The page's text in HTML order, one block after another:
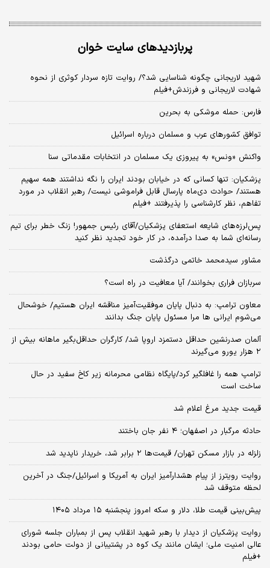
پربازدیدهای سایت خوان
شهید لاریجانی چگونه شناسایی شد؟/ روایت تازه سردار کوثری از نحوه
شهادت لاریجانی و فرزندش+فیلم
فارس: حمله موشکی به بحرین
توافق کشورهای عرب و مسلمان درباره اسرائیل
واکنش «ونس» به پیروزی یک مسلمان در انتخابات مقدماتی سنا
پزشکیان: تنها کسانی که در خیابان بودند ایران را نگه نداشتند همه سهیم
هستند/ حوادث دی‌ماه پارسال قابل فراموشی نیست/ رهبر انقلاب در مورد
تفاهم، نظر کارشناسی را پذیرفتند +فیلم
پس‌لرزه‌های شایعه استعفای پزشکیان/آقای رئیس جمهور! زنگ خطر برای تیم
رسانه‌ای شما به صدا درآمده، در کار خود تجدید نظر کنید
مشاور سیدمحمد خاتمی درگذشت
سربازان فراری بخوانند/ آیا معافیت در راه است؟
معاون ترامپ: به دنبال پایان موفقیت‌آمیز مناقشه ایران هستیم/ خوشحال
می‌شوم ایرانی ها مرا مسئول پایان جنگ بدانند
آلمان صدرنشین حداقل دستمزد اروپا شد/ کارگران حداقل‌بگیر ماهانه بیش از
۲ هزار یورو می‌گیرند
ترامپ همه را غافلگیر کرد/پایگاه نظامی محرمانه زیر کاخ سفید در حال
ساخت است
قیمت جدید مرغ اعلام شد
حادثه مرگبار در اصفهان؛ ۴ نفر جان باختند
زلزله در بازار مسکن تهران/ قیمت‌ها ۲ برابر شد، خریدار ناپدید شد
روایت رویترز از پیام هشدارآمیز ایران به آمریکا و اسرائیل/جنگ در آخرین
لحظه متوقف شد
پیش‌بینی قیمت طلا، دلار و سکه امروز پنجشنبه ۱۵ مرداد ۱۴۰۵
روایت پزشکیان از دیدار با رهبر شهید انقلاب پس از بمباران جلسه شورای
عالی امنیت ملی؛ ایشان مانند یک کوه در پشتیبانی از دولت حامی بودند
+فیلم